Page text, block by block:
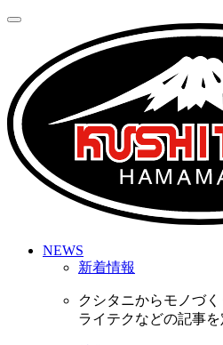
NEWS
新着情報
クシタニからモノづ
ライテクなどの記事